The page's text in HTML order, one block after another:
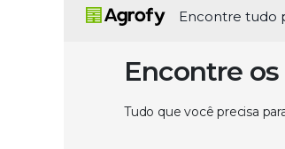
Encontre tudo
Encontre
Tudo que você precisa